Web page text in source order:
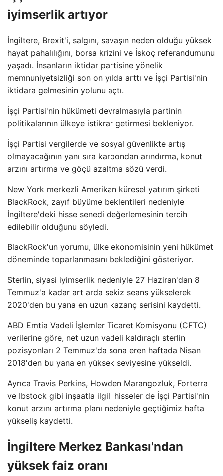
iyimserlik artıyor
İngiltere, Brexit'i, salgını, savaşın neden olduğu yüksek
hayat pahalılığını, borsa krizini ve İskoç referandumunu
yaşadı. İnsanların iktidar partisine yönelik
memnuniyetsizliği son on yılda arttı ve İşçi Partisi'nin
iktidara gelmesinin yolunu açtı.
İşçi Partisi'nin hükümeti devralmasıyla partinin
politikalarının ülkeye istikrar getirmesi bekleniyor.
İşçi Partisi vergilerde ve sosyal güvenlikte artış
olmayacağının yanı sıra karbondan arındırma, konut
arzını artırma ve göçü azaltma sözü verdi.
New York merkezli Amerikan küresel yatırım şirketi
BlackRock, zayıf büyüme beklentileri nedeniyle
İngiltere'deki hisse senedi değerlemesinin tercih
edilebilir olduğunu söyledi.
BlackRock'un yorumu, ülke ekonomisinin yeni hükümet
döneminde toparlanmasını beklediğini gösteriyor.
Sterlin, siyasi iyimserlik nedeniyle 27 Haziran'dan 8
Temmuz'a kadar art arda sekiz seans yükselerek
2020'den bu yana en uzun kazanç serisini kaydetti.
ABD Emtia Vadeli İşlemler Ticaret Komisyonu (CFTC)
verilerine göre, net uzun vadeli kaldıraçlı sterlin
pozisyonları 2 Temmuz'da sona eren haftada Nisan
2018'den bu yana en yüksek seviyesine yükseldi.
Ayrıca Travis Perkins, Howden Marangozluk, Forterra
ve Ibstock gibi inşaatla ilgili hisseler de İşçi Partisi'nin
konut arzını artırma planı nedeniyle geçtiğimiz hafta
yükseliş kaydetti.
İngiltere Merkez Bankası'ndan
yüksek faiz oranı